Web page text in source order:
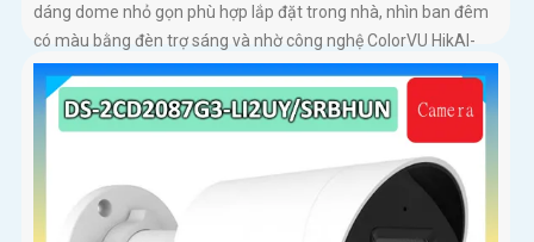
dáng dome nhỏ gọn phù hợp lắp đặt trong nhà, nhìn ban đêm
có màu bằng đèn trợ sáng và nhờ công nghệ ColorVU HikAI-
ISP, có tính năng AI giúp nhận diện người và phương tiện, tích
hợp micro kép